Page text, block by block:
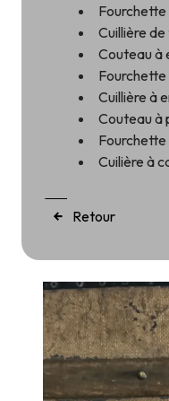
Cuillière
Couteau à
Cuillière à
Couteau à
Cuilière à
Retour